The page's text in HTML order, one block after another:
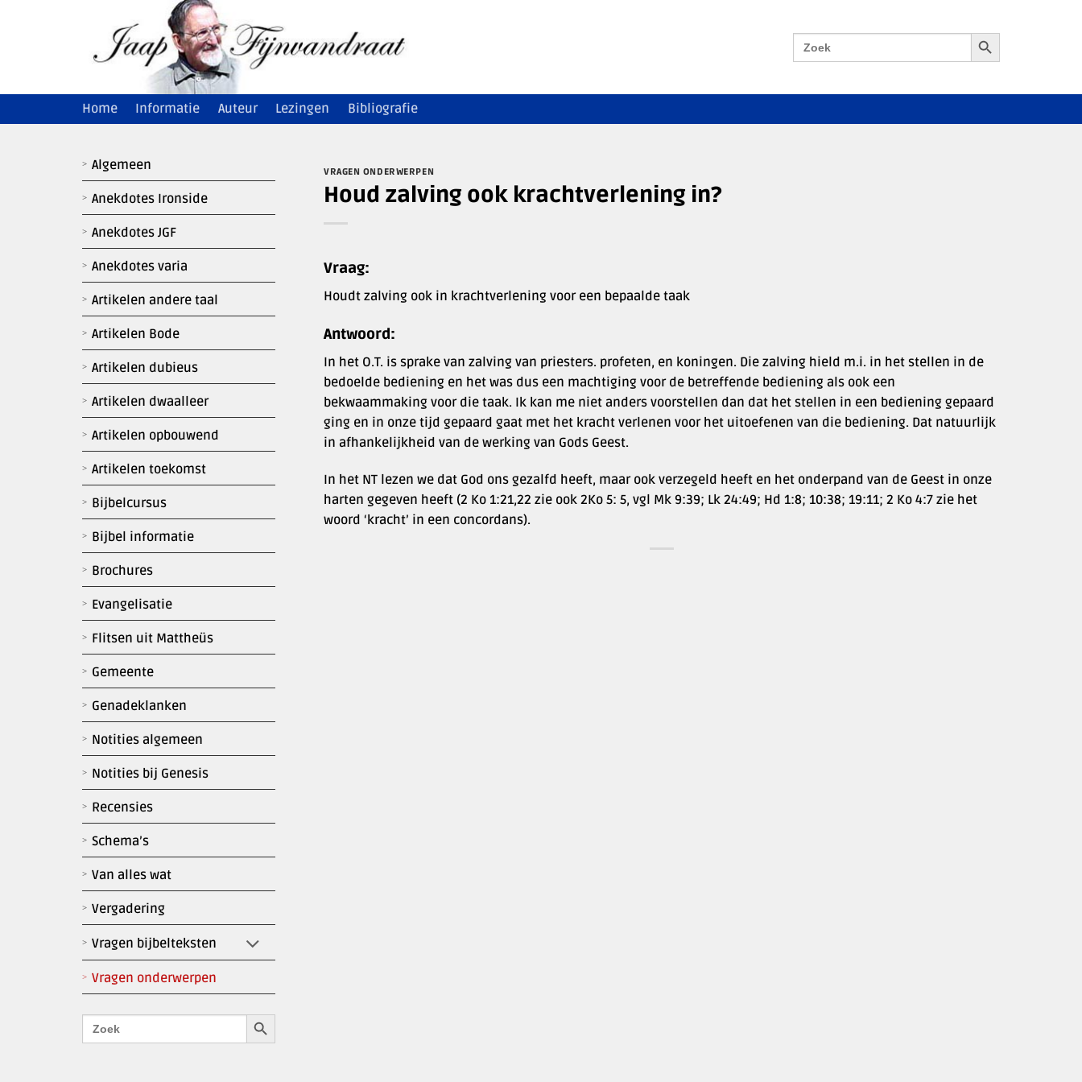
Zoek
naar:
Zoekknop
Home Informatie Auteur Lezingen Bibliografie
Algemeen
Anekdotes Ironside
Anekdotes JGF
Anekdotes varia
Artikelen andere taal
Artikelen Bode
Artikelen dubieus
Artikelen dwaalleer
Artikelen opbouwend
Artikelen toekomst
Bijbelcursus
Bijbel informatie
Brochures
Evangelisatie
Flitsen uit Mattheüs
Gemeente
Genadeklanken
Notities algemeen
Notities bij Genesis
Recensies
Schema’s
Van alles wat
Vergadering
Vragen bijbelteksten
Vragen onderwerpen
Zoek
naar:
Zoekknop
VRAGEN ONDERWERPEN
Houd zalving ook krachtverlening in?
Vraag:
Houdt zalving ook in krachtverlening voor een bepaalde taak
Antwoord:
In het O.T. is sprake van zalving van priesters. profeten, en koningen. Die zalving hield m.i. in het stellen in de
bedoelde bediening en het was dus een machtiging voor de betreffende bediening als ook een
bekwaammaking voor die taak. Ik kan me niet anders voorstellen dan dat het stellen in een bediening gepaard
ging en in onze tijd gepaard gaat met het kracht verlenen voor het uitoefenen van die bediening. Dat natuurlijk
in afhankelijkheid van de werking van Gods Geest.
In het NT lezen we dat God ons gezalfd heeft, maar ook verzegeld heeft en het onderpand van de Geest in onze
harten gegeven heeft (2 Ko 1:21,22 zie ook 2Ko 5: 5, vgl Mk 9:39; Lk 24:49; Hd 1:8; 10:38; 19:11; 2 Ko 4:7 zie het
woord ‘kracht’ in een concordans).